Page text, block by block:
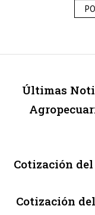
Últimas
Cotización
Cotización